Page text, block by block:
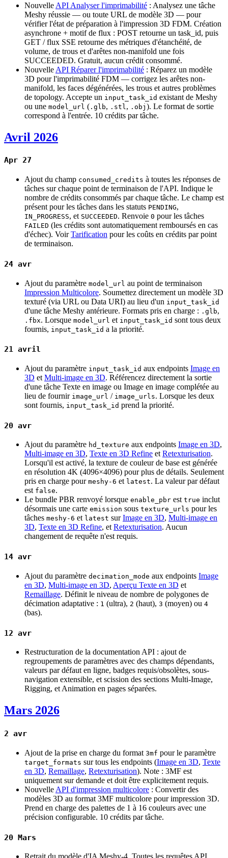
Nouvelle API Analyser l'imprimabilité : Analysez une tâche
Meshy réussie — ou toute URL de modèle 3D — pour
vérifier l'état de préparation à l'impression 3D FDM. Création
asynchrone + motif de flux : POST retourne un task_id, puis
GET / flux SSE retourne des métriques d'étanchéité, de
volume, de trous et d'arêtes non-manifold une fois
SUCCEEDED. Gratuit, aucun crédit consommé.
Nouvelle API Réparer l'imprimabilité : Réparez un modèle
3D pour l'imprimabilité FDM — corrigez les arêtes non-
manifold, les faces dégénérées, les trous et autres problèmes
de topology. Accepte un input_task_id existant de Meshy
ou une model_url ( .glb, .stl , .obj ). Le format de sortie
correspond à l'entrée. 10 crédits par tâche.
Avril 2026
Apr 27
Ajout du champ consumed_credits à toutes les réponses de
tâches sur chaque point de terminaison de l'API. Indique le
nombre de crédits consommés par chaque tâche. Le champ est
présent pour les tâches dans les statuts PENDING,
IN_PROGRESS, et SUCCEEDED. Renvoie 0 pour les tâches
FAILED (les crédits sont automatiquement remboursés en cas
d'échec). VoirTarification pour les coûts en crédits par point
de terminaison.
24 avr
Ajout du paramètre model_url au point de terminaison
Impression Multicolore. Soumettez directement un modèle 3D
texturé (via URL ou Data URI) au lieu d'un input_task_id
d'une tâche Meshy antérieure. Formats pris en charge : .glb,
.fbx. Lorsque model_url et input_task_id sont tous deux
fournis, input_task_id a la priorité.
21 avril
Ajout du paramètre input_task_id aux endpoints Image en
3D et Multi-image en 3D. Référencez directement la sortie
d'une tâche Texte en image ou Image en image complétée au
lieu de fournir image_url / image_urls. Lorsque les deux
sont fournis, input_task_id prend la priorité.
20 avr
Ajout du paramètre hd_texture aux endpoints Image en 3D,
Multi-image en 3D, Texte en 3D Refine etRetexturisation.
Lorsqu'il est activé, la texture de couleur de base est générée
en résolution 4K (4096×4096) pour plus de détails. Seulement
pris en charge pour meshy-6 et latest. La valeur par défaut
est false.
Le bundle PBR renvoyé lorsque enable_pbr est true inclut
désormais une carte emission sous texture_urls pour les
tâches meshy-6 et latest surImage en 3D, Multi-image en
3D, Texte en 3D Refine, etRetexturisation. Aucun
changement de requête n'est requis.
14 avr
Ajout du paramètre decimation_mode aux endpoints Image
en 3D, Multi-image en 3D, Aperçu Texte en 3D et
Remaillage. Définit le niveau de nombre de polygones de
décimation adaptative : 1 (ultra), 2 (haut), 3 (moyen) ou 4
(bas).
12 avr
Restructuration de la documentation API : ajout de
regroupements de paramètres avec des champs dépendants,
valeurs par défaut en ligne, badges requis/obsolètes, sous-
navigation extensible, et scission des sections Multi-Image,
Rigging, et Animation en pages séparées.
Mars 2026
2 avr
Ajout de la prise en charge du format 3mf pour le paramètre
target_formats sur tous les endpoints (Image en 3D, Texte
en 3D, Remaillage, Retexturisation). Note : 3MF est
uniquement sur demande et doit être explicitement requis.
Nouvelle API d'impression multicolore : Convertir des
modèles 3D au format 3MF multicolore pour impression 3D.
Prend en charge des palettes de 1 à 16 couleurs avec une
précision configurable. 10 crédits par tâche.
20 Mars